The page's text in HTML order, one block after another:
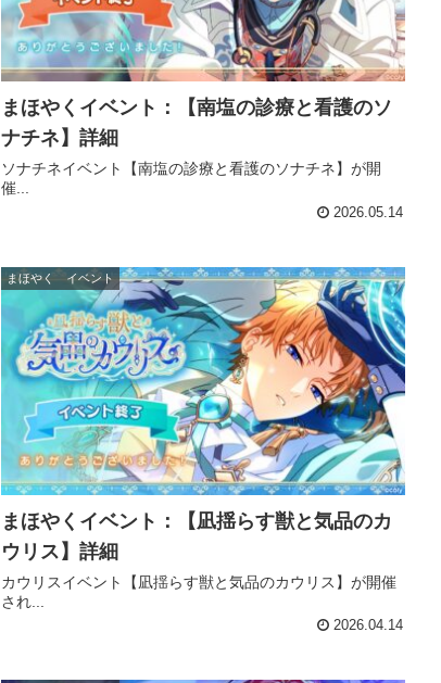
まほやくイベント：【南塩の診療と看護のソ
ナチネ】詳細
ソナチネイベント【南塩の診療と看護のソナチネ】が開
催...
2026.05.14
まほやく イベント
まほやくイベント：【凪揺らす獣と気品のカ
ウリス】詳細
カウリスイベント【凪揺らす獣と気品のカウリス】が開催
され...
2026.04.14